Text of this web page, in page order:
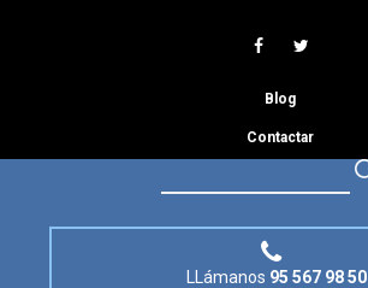
Blog
Contactar
LLámanos 95 567 98 50